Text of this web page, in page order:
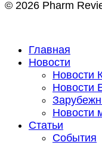
© 2026 Pharm
Главная
Новости
Новости
Новости
Новости
Статьи
События